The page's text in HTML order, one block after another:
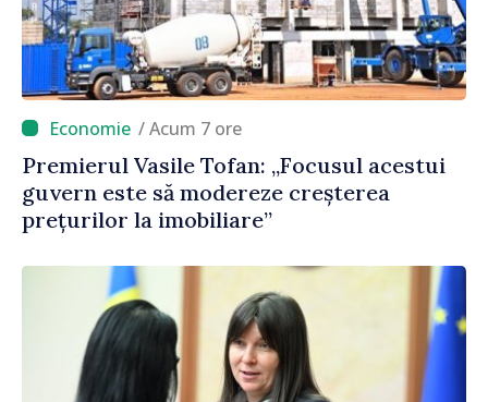
/ Acum 7 ore
Premierul Vasile Tofan: „Focusul acestui
guvern este să modereze creșterea
prețurilor la imobiliare”